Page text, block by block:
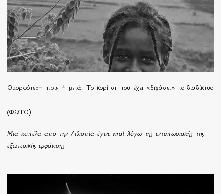
Ομορφότερη πριν ή μετά. Το κορίτσι που έχει «διχάσει» το διαδίκτυο
(ΦΩΤΟ)
Μια κοπέλα από την Αιθιοπία έγινε viral λόγω της εντυπωσιακής της
εξωτερικής εμφάνισης